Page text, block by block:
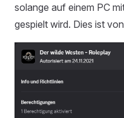
solange auf einem PC
gespielt wird. Dies ist